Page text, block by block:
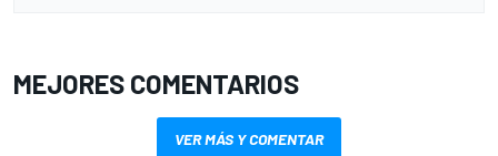
MEJORES COMENTARIOS
VER MÁS Y COMENTAR